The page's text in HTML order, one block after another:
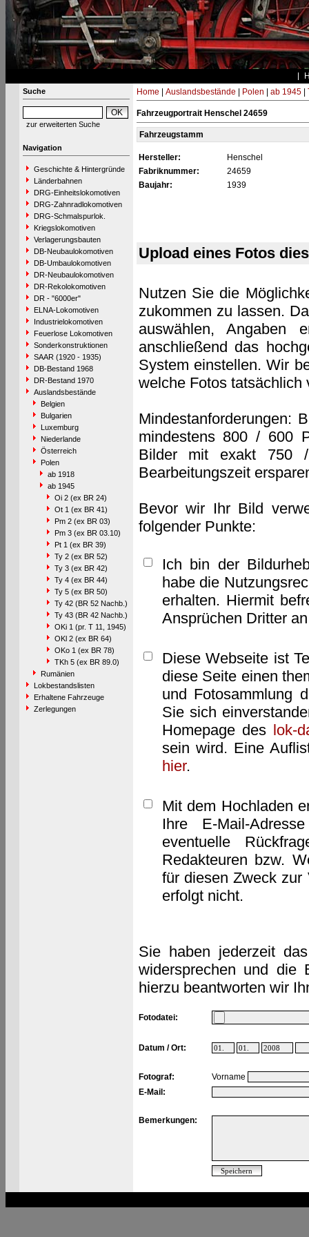
Suche
zur erweiterten Suche
Navigation
Geschichte & Hintergründe
Länderbahnen
DRG-Einheitslokomotiven
DRG-Zahnradlokomotiven
DRG-Schmalspurlok.
Kriegslokomotiven
Verlagerungsbauten
DB-Neubaulokomotiven
DB-Umbaulokomotiven
DR-Neubaulokomotiven
DR-Rekolokomotiven
DR - "6000er"
ELNA-Lokomotiven
Industrielokomotiven
Feuerlose Lokomotiven
Sonderkonstruktionen
SAAR (1920 - 1935)
DB-Bestand 1968
DR-Bestand 1970
Auslandsbestände
Belgien
Bulgarien
Luxemburg
Niederlande
Österreich
Polen
ab 1918
ab 1945
Oi 2 (ex BR 24)
Ot 1 (ex BR 41)
Pm 2 (ex BR 03)
Pm 3 (ex BR 03.10)
Pt 1 (ex BR 39)
Ty 2 (ex BR 52)
Ty 3 (ex BR 42)
Ty 4 (ex BR 44)
Ty 5 (ex BR 50)
Ty 42 (BR 52 Nachb.)
Ty 43 (BR 42 Nachb.)
OKi 1 (pr. T 11, 1945)
OKl 2 (ex BR 64)
OKo 1 (ex BR 78)
TKh 5 (ex BR 89.0)
Rumänien
Lokbestandslisten
Erhaltene Fahrzeuge
Zerlegungen
Home Auslandsbestände Polen ab 1945|
Fahrzeugportrait Henschel 24659
Fahrzeugstamm
Hersteller:
Henschel
Fabriknummer:
24659
Baujahr:
1939
Upload eines Fotos
Nutzen Sie die
zukommen zu lassen.
auswählen, Angaben
anschließend das
System einstellen. Wir
welche Fotos tatsächlich
Mindestanforderungen:
mindestens 800 / 600
Bilder mit exakt 750
Bearbeitungszeit
Bevor wir Ihr Bild
folgender Punkte:
Ich bin der
habe die
erhalten. Hiermit
Ansprüchen Dritter
Diese Webseite ist
diese Seite einen
und Fotosammlung
Sie sich
Homepage des lok-
sein wird. Eine
hier.
Mit dem Hochladen
Ihre E-Mail-
eventuelle
Redakteuren bzw.
für diesen Zweck zur
erfolgt nicht.
Sie haben jederzeit
widersprechen und die
hierzu beantworten wir
Fotodatei:
Datum / Ort:
Fotograf:
Vorname
E-Mail:
Bemerkungen: